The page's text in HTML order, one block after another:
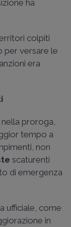
ha
colpiti
per versare le
era
proroga,
tempo a
non
scaturenti
di emergenza
ufficiale, come
in